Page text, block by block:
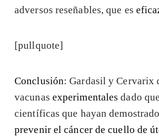
adversos reseñables, que es
[pullquote]
Conclusión: Gardasil y Cervarix
vacunas experimentales dado
científicas que hayan
prevenir el cáncer de cuello de